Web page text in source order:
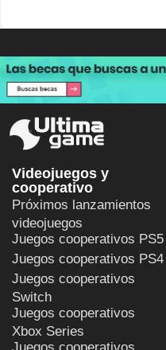
Videojuegos y
cooperativo
Próximos lanzamientos
videojuegos
Juegos cooperativos PS5
Juegos cooperativos PS4
Juegos cooperativos
Switch
Juegos cooperativos
Xbox Series